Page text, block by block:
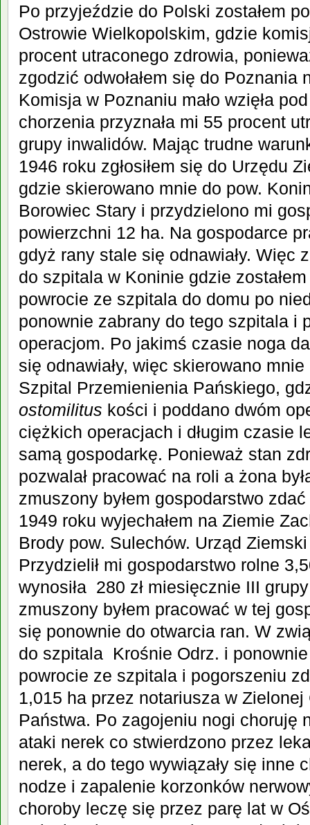
Po przyjeździe do Polski zostałem
Ostrowie Wielkopolskim, gdzie
procent utraconego zdrowia,
zgodzić odwołałem się do Poznania
Komisja w Poznaniu mało wzięła
chorzenia przyznała mi 55 procent
grupy inwalidów. Mając trudne
1946 roku zgłosiłem się do Urzędu
gdzie skierowano mnie do pow.
Borowiec Stary i przydzielono mi
powierzchni 12 ha. Na gospodarce
gdyż rany stale się odnawiały. Więc
do szpitala w Koninie gdzie
powrocie ze szpitala do domu po
ponownie zabrany do tego szpitala i
operacjom. Po jakimś czasie noga
się odnawiały, więc skierowano
Szpital Przemienienia Pańskiego,
ostomilitus kości i poddano dwóm
ciężkich operacjach i długim czasie
samą gospodarkę. Ponieważ stan
pozwalał pracować na roli a żona
zmuszony byłem gospodarstwo
1949 roku wyjechałem na Ziemie
Brody pow. Sulechów. Urząd
Przydzielił mi gospodarstwo rolne
wynosiła 280 zł miesięcznie III
zmuszony byłem pracować w tej
się ponownie do otwarcia ran. W
do szpitala Krośnie Odrz. i
powrocie ze szpitala i pogorszeniu
1,015 ha przez notariusza w Zielonej
Państwa. Po zagojeniu nogi choruję
ataki nerek co stwierdzono przez
nerek, a do tego wywiązały się inne
nodze i zapalenie korzonków
choroby leczę się przez parę lat w